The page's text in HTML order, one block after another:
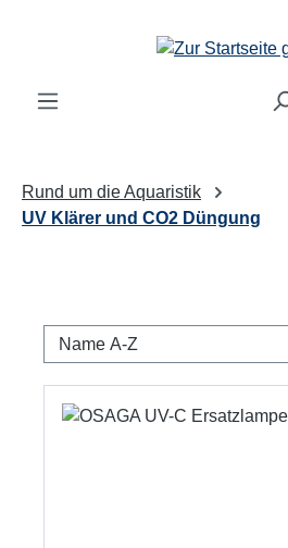
Rund um die Aquaristik
UV Klärer und CO2 Düngung